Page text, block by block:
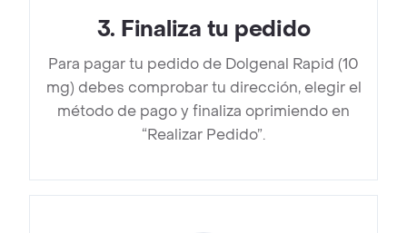
3. Finaliza tu pedido
Para pagar tu pedido de Dolgenal Rapid (10
mg) debes comprobar tu dirección, elegir el
método de pago y finaliza oprimiendo en
“Realizar Pedido”.